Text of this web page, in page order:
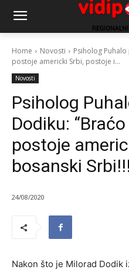
Home Novosti
Psiholog
postoje americki Srbi, postoje i...
Novosti
Psiholog
Dodiku:
postoje
bosanski
24/08/2020
Nakon što je Milorad Dodik